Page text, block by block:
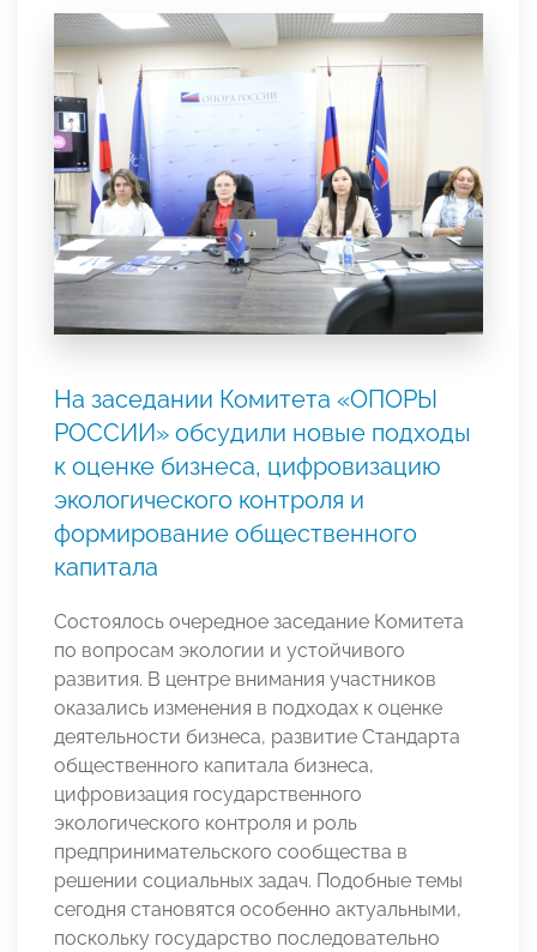
На заседании Комитета «ОПОРЫ
РОССИИ» обсудили новые подходы
к оценке бизнеса, цифровизацию
экологического контроля и
формирование общественного
капитала
Состоялось очередное заседание Комитета
по вопросам экологии и устойчивого
развития. В центре внимания участников
оказались изменения в подходах к оценке
деятельности бизнеса, развитие Стандарта
общественного капитала бизнеса,
цифровизация государственного
экологического контроля и роль
предпринимательского сообщества в
решении социальных задач. Подобные темы
сегодня становятся особенно актуальными,
поскольку государство последовательно